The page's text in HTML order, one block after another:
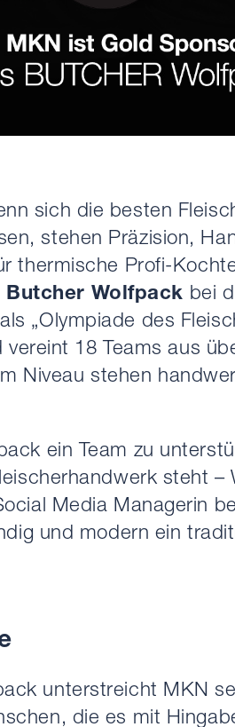
sich die besten
stehen Präzision,
thermische Profi-
Wolfpack bei
„Olympiade des
18 Teams aus
Niveau stehen
ein Team zu
steht
Media Managerin
und modern ein
unterstreicht MKN
die es mit